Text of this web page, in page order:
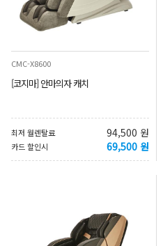
CMC-X8600
[코지마] 안마의자 캐치
최저 월렌탈료 94,500 원
카드 할인시 69,500 원